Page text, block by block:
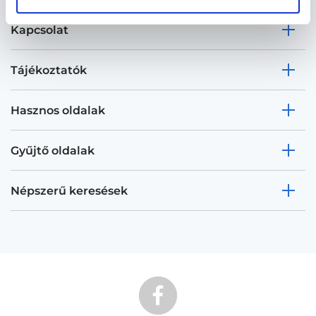
Kapcsolat
Tájékoztatók
Hasznos oldalak
Gyűjtő oldalak
Népszerű keresések